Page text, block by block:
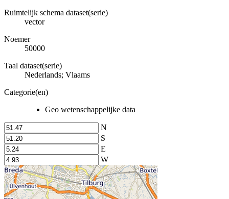
Ruimtelijk schema dataset(serie)
vector
Noemer
50000
Taal dataset(serie)
Nederlands; Vlaams
Categorie(en)
Geo wetenschappelijke data
N
S
E
W